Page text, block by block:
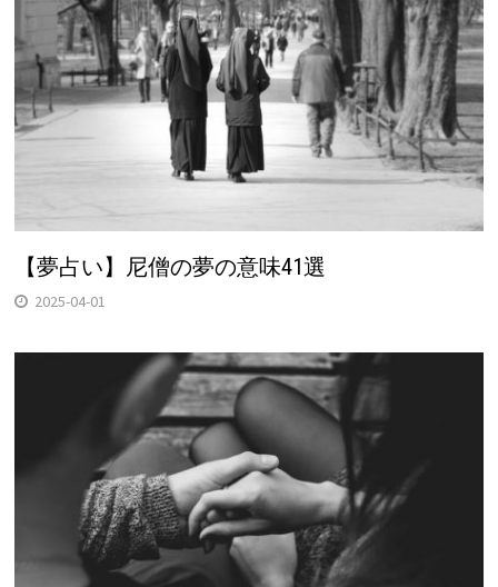
【夢占い】尼僧の夢の意味41選
2025-04-01